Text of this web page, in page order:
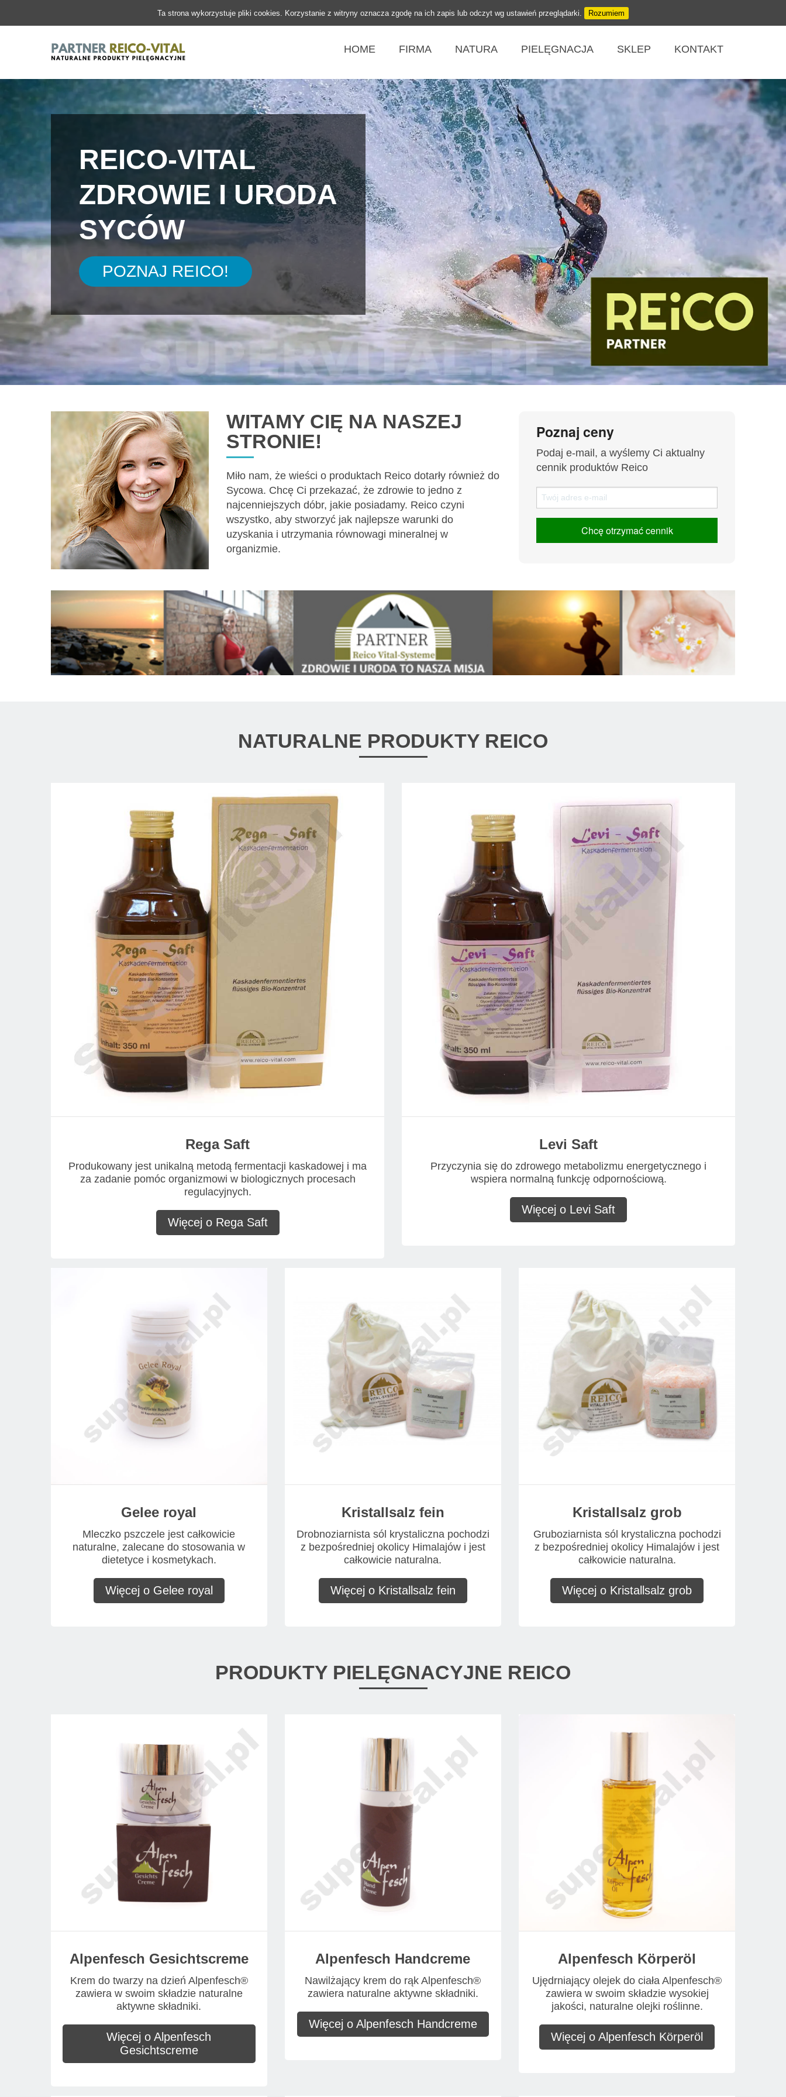
Ta strona wykorzystuje pliki cookies. Korzystanie z witryny oznacza zgodę na ich zapis lub odczyt wg ustawień przeglądarki. Rozumiem
HOME FIRMA NATURA PIELĘGNACJA SKLEP KONTAKT
REICO-VITAL
ZDROWIE I URODA
SYCÓW
POZNAJ REICO!
WITAMY CIĘ NA NASZEJ
STRONIE!
Miło nam, że wieści o produktach Reico dotarły również do
Sycowa. Chcę Ci przekazać, że zdrowie to jedno z
najcenniejszych dóbr, jakie posiadamy. Reico czyni
wszystko, aby stworzyć jak najlepsze warunki do
uzyskania i utrzymania równowagi mineralnej w
organizmie.
Poznaj ceny
Podaj e-mail, a wyślemy Ci aktualny
cennik produktów Reico
Chcę otrzymać cennik
NATURALNE PRODUKTY REICO
Rega Saft
Produkowany jest unikalną metodą fermentacji kaskadowej i ma
za zadanie pomóc organizmowi w biologicznych procesach
regulacyjnych.
Więcej o Rega Saft
Levi Saft
Przyczynia się do zdrowego metabolizmu energetycznego i
wspiera normalną funkcję odpornościową.
Więcej o Levi Saft
Gelee royal
Mleczko pszczele jest całkowicie
naturalne, zalecane do stosowania w
dietetyce i kosmetykach.
Więcej o Gelee royal
Kristallsalz fein
Drobnoziarnista sól krystaliczna pochodzi
z bezpośredniej okolicy Himalajów i jest
całkowicie naturalna.
Więcej o Kristallsalz fein
Kristallsalz grob
Gruboziarnista sól krystaliczna pochodzi
z bezpośredniej okolicy Himalajów i jest
całkowicie naturalna.
Więcej o Kristallsalz grob
PRODUKTY PIELĘGNACYJNE REICO
Alpenfesch Gesichtscreme
Krem do twarzy na dzień Alpenfesch®
zawiera w swoim składzie naturalne
aktywne składniki.
Więcej o Alpenfesch
Gesichtscreme
Alpenfesch Handcreme
Nawilżający krem do rąk Alpenfesch®
zawiera naturalne aktywne składniki.
Więcej o Alpenfesch Handcreme
Alpenfesch Körperöl
Ujędrniający olejek do ciała Alpenfesch®
zawiera w swoim składzie wysokiej
jakości, naturalne olejki roślinne.
Więcej o Alpenfesch Körperöl